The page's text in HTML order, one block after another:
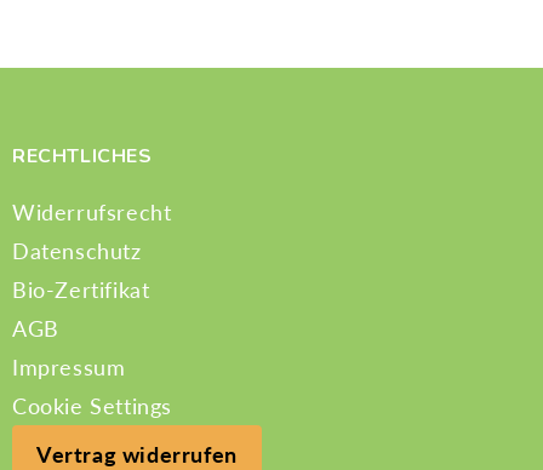
RECHTLICHES
Widerrufsrecht
Datenschutz
Bio-Zertifikat
AGB
Impressum
Cookie Settings
Vertrag widerrufen